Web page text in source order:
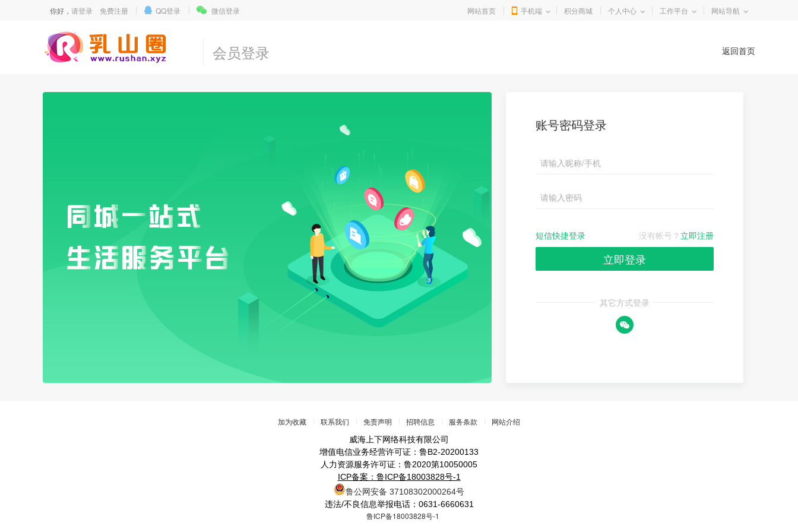
你好， 请登录 免费注册 QQ登录 微信登录 网站首页 手机端 积分商城 个人中心 工作平台 网站导航
返回首页
会员登录
账号密码登录
没有帐号？ 立即注册
短信快捷登录
立即登录
其它方式登录
加为收藏 联系我们 免责声明 招聘信息 服务条款 网站介绍
威海上下网络科技有限公司
增值电信业务经营许可证：鲁B2-20200133
人力资源服务许可证：鲁2020第10050005
ICP备案：鲁ICP备18003828号-1
鲁公网安备 37108302000264号
违法/不良信息举报电话：0631-6660631
鲁ICP备18003828号-1